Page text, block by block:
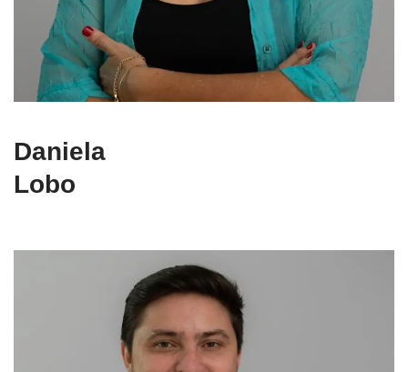
Daniela
Lobo